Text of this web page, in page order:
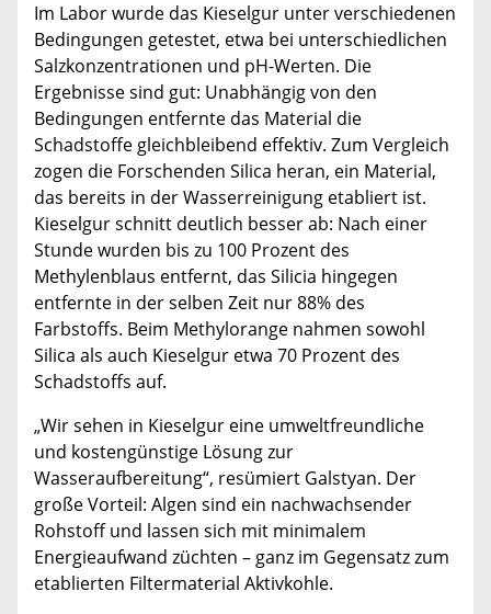
Im Labor wurde das Kieselgur unter verschiedenen
Bedingungen getestet, etwa bei unterschiedlichen
Salzkonzentrationen und pH-Werten. Die
Ergebnisse sind gut: Unabhängig von den
Bedingungen entfernte das Material die
Schadstoffe gleichbleibend effektiv. Zum Vergleich
zogen die Forschenden Silica heran, ein Material,
das bereits in der Wasserreinigung etabliert ist.
Kieselgur schnitt deutlich besser ab: Nach einer
Stunde wurden bis zu 100 Prozent des
Methylenblaus entfernt, das Silicia hingegen
entfernte in der selben Zeit nur 88% des
Farbstoffs. Beim Methylorange nahmen sowohl
Silica als auch Kieselgur etwa 70 Prozent des
Schadstoffs auf.
„Wir sehen in Kieselgur eine umweltfreundliche
und kostengünstige Lösung zur
Wasseraufbereitung“, resümiert Galstyan. Der
große Vorteil: Algen sind ein nachwachsender
Rohstoff und lassen sich mit minimalem
Energieaufwand züchten – ganz im Gegensatz zum
etablierten Filtermaterial Aktivkohle.